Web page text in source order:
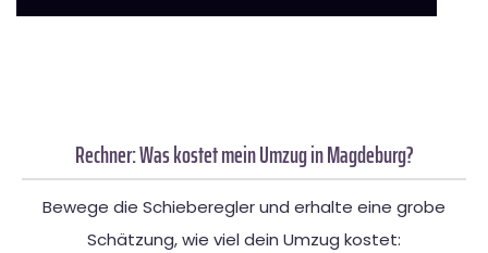
Rechner: Was kostet mein Umzug in Magdeburg?
Bewege die Schieberegler und erhalte eine grobe
Schätzung, wie viel dein Umzug kostet: